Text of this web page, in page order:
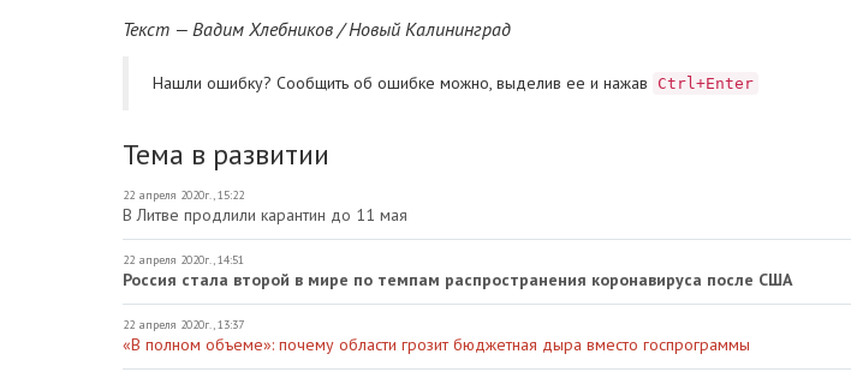
Текст — Вадим Хлебников / Новый Калининград
Нашли ошибку? Cообщить об ошибке можно, выделив ее и нажав Ctrl+Enter
Тема в развитии
22 апреля 2020г., 15:22
В Литве продлили карантин до 11 мая
22 апреля 2020г., 14:51
Россия стала второй в мире по темпам распространения коронавируса после США
22 апреля 2020г., 13:37
«В полном объеме»: почему области грозит бюджетная дыра вместо госпрограммы